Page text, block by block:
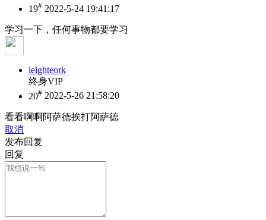
19# 2022-5-24 19:41:17
学习一下，任何事物都要学习
leighteork
终身VIP
20# 2022-5-26 21:58:20
看看啊啊阿萨德挨打阿萨德
取消
发布回复
回复